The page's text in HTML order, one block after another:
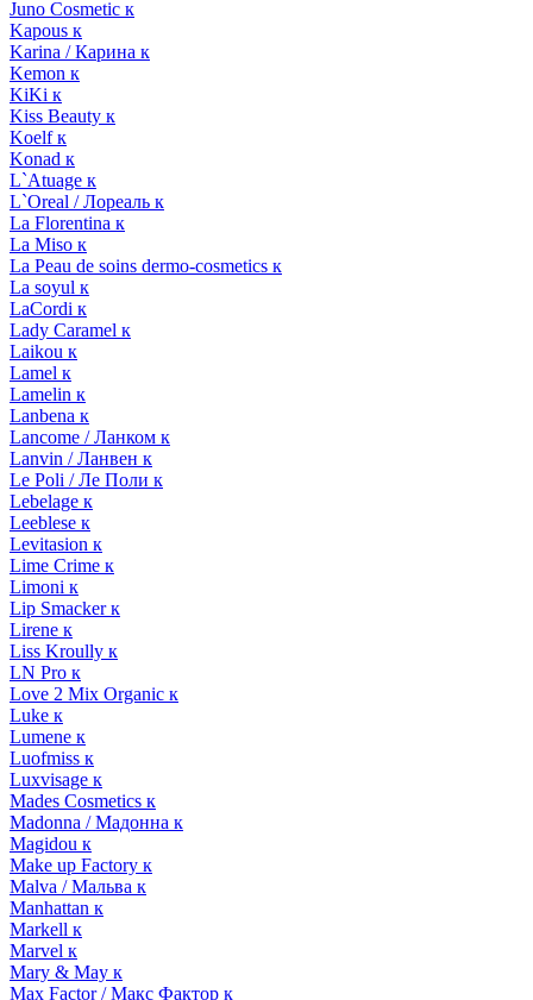
Juno Cosmetic к
Kapous к
Karina / Карина к
Kemon к
KiKi к
Kiss Beauty к
Koelf к
Konad к
L`Atuage к
L`Oreal / Лореаль к
La Florentina к
La Miso к
La Peau de soins dermo-cosmetics к
La soyul к
LaCordi к
Lady Caramel к
Laikou к
Lamel к
Lamelin к
Lanbena к
Lancome / Ланком к
Lanvin / Ланвен к
Le Poli / Ле Поли к
Lebelage к
Leeblese к
Levitasion к
Lime Crime к
Limoni к
Lip Smacker к
Lirene к
Liss Kroully к
LN Pro к
Love 2 Mix Organic к
Luke к
Lumene к
Luofmiss к
Luxvisage к
Mades Cosmetics к
Madonna / Мадонна к
Magidou к
Make up Factory к
Malva / Мальва к
Manhattan к
Markell к
Marvel к
Mary & May к
Max Factor / Макс Фактор к